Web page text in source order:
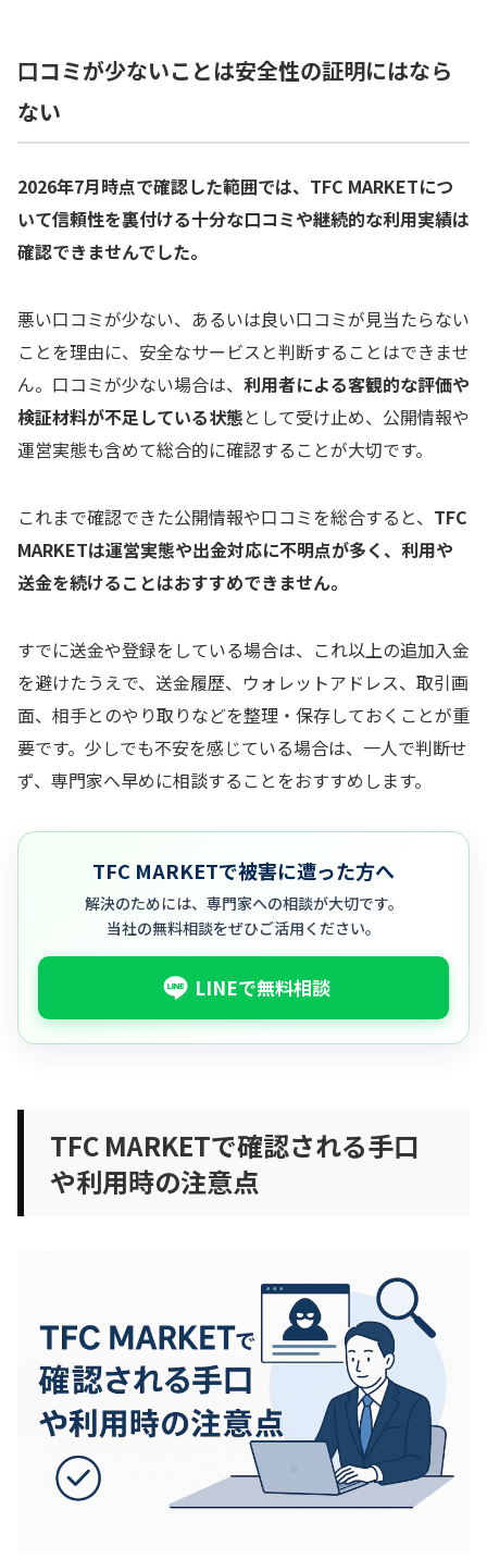
口コミが少ないことは安全性の証明にはなら
ない
2026年7月時点で確認した範囲では、TFC MARKETにつ
いて信頼性を裏付ける十分な口コミや継続的な利用実績は
確認できませんでした。
悪い口コミが少ない、あるいは良い口コミが見当たらない
ことを理由に、安全なサービスと判断することはできませ
ん。口コミが少ない場合は、 利用者による客観的な評価や
検証材料が不足している状態として受け止め、公開情報や
運営実態も含めて総合的に確認することが大切です。
これまで確認できた公開情報や口コミを総合すると、 TFC
MARKETは運営実態や出金対応に不明点が多く、利用や
送金を続けることはおすすめできません。
すでに送金や登録をしている場合は、これ以上の追加入金
を避けたうえで、送金履歴、ウォレットアドレス、取引画
面、相手とのやり取りなどを整理・保存しておくことが重
要です。少しでも不安を感じている場合は、一人で判断せ
ず、専門家へ早めに相談することをおすすめします。
TFC MARKETで被害に遭った方へ
解決のためには、専門家への相談が大切です。
当社の無料相談をぜひご活用ください。
LINEで無料相談
TFC MARKETで確認される手口
や利用時の注意点